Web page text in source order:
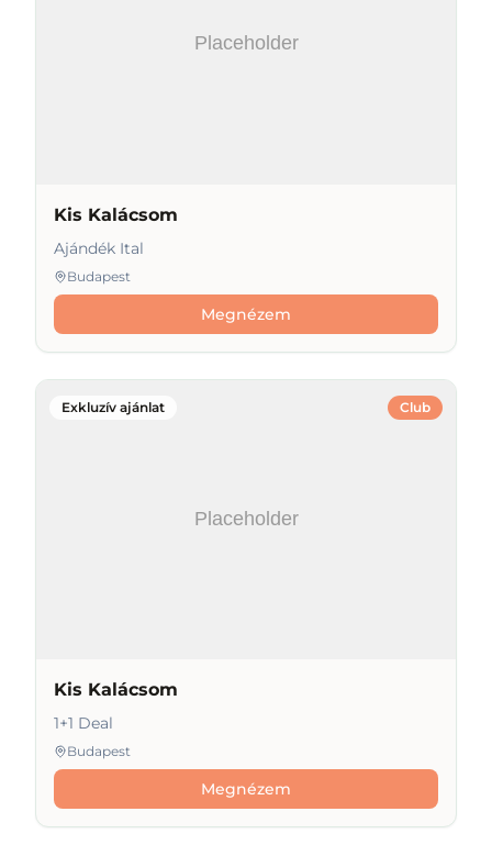
Kis Kalácsom
Ajándék Ital
Budapest
Megnézem
Club
Exkluzív ajánlat
Kis Kalácsom
1+1 Deal
Budapest
Megnézem